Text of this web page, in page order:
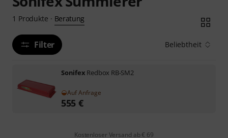
1 Produkte · Beratung
Filter Beliebtheit
Sonifex Redbox RB-SM2
Auf Anfrage
555 €
Kostenloser Versand ab € 69